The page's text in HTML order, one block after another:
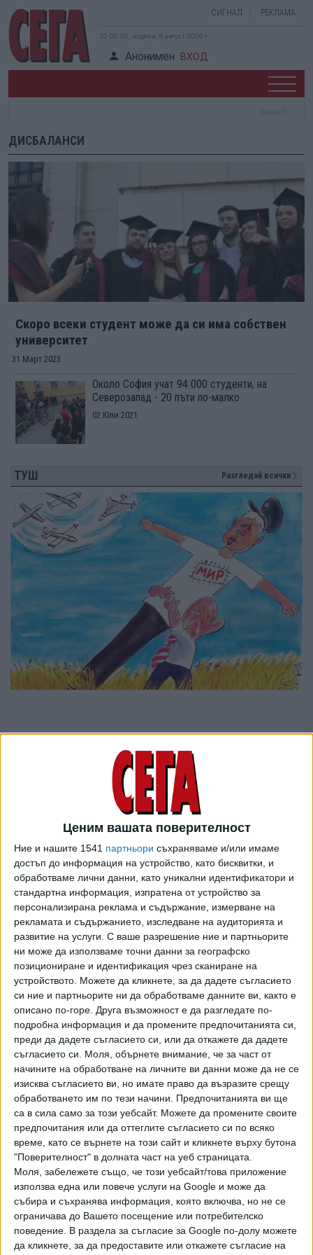
Ценим вашата поверителност
Ние и нашите 1541 партньори съхраняваме и/или имаме
достъп до информация на устройство, като бисквитки, и
обработваме лични данни, като уникални идентификатори и
стандартна информация, изпратена от устройство за
персонализирана реклама и съдържание, измерване на
рекламата и съдържанието, изследване на аудиторията и
развитие на услуги. С ваше разрешение ние и партньорите
ни може да използваме точни данни за географско
позициониране и идентификация чрез сканиране на
устройството. Можете да кликнете, за да дадете съгласието
си ние и партньорите ни да обработваме данните ви, както е
описано по-горе. Друга възможност е да разгледате по-
подробна информация и да промените предпочитанията си,
преди да дадете съгласието си, или да откажете да дадете
съгласието си.
Моля, обърнете внимание, че за част от
начините на обработване на личните ви данни може да не се
изисква съгласието ви, но имате право да възразите срещу
обработването им по тези начини. Предпочитанията ви ще
са в сила само за този уебсайт. Можете да промените своите
предпочитания или да оттеглите съгласието си по всяко
време, като се върнете на този сайт и кликнете върху бутона
"Поверителност" в долната част на уеб страницата.
Моля, забележете също, че този уебсайт/това приложение
използва една или повече услуги на Google и може да
събира и съхранява информация, която включва, но не се
ограничава до Вашето посещение или потребителско
поведение. В раздела за съгласие за Google по-долу можете
да кликнете, за да предоставите или откажете съгласие на
СИГНАЛ РЕКЛАМА
12:00:50, неделя, 9 август 2026 г.
Анонимен ВХОД
ДИСБАЛАНСИ
Скоро всеки студент може да си има собствен
университет
31 Март 2023
Около София учат 94 000 студенти, на
Северозапад - 20 пъти по-малко
02 Юли 2021
ТУШ Разгледай всички
ПОСЛЕ Разгледай всички
Хавайската Богородица заплака с фентанилови сълзи
Видео Разгледай всички